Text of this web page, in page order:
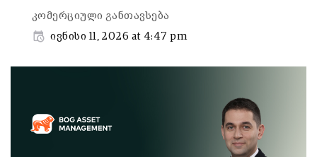
კომერციული განთავსება
ივნისი 11, 2026 at 4:47 pm